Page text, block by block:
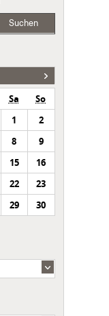
Suchen
Sa
So
1
2
8
9
15
16
22
23
29 30